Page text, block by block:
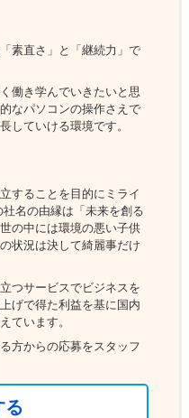
素直さ」と「継続力」で
働き学んでいきたいと思
なパソコンの操作さえで
していける環境です。
することを目的にミライ
名の由縁は「未来を創る
の中には環境の悪い子供
状況は決して綺麗事だけ
つサービスでビジネスを
げで得た利益を基に国内
ています。
方からの応募をスタッフ
る